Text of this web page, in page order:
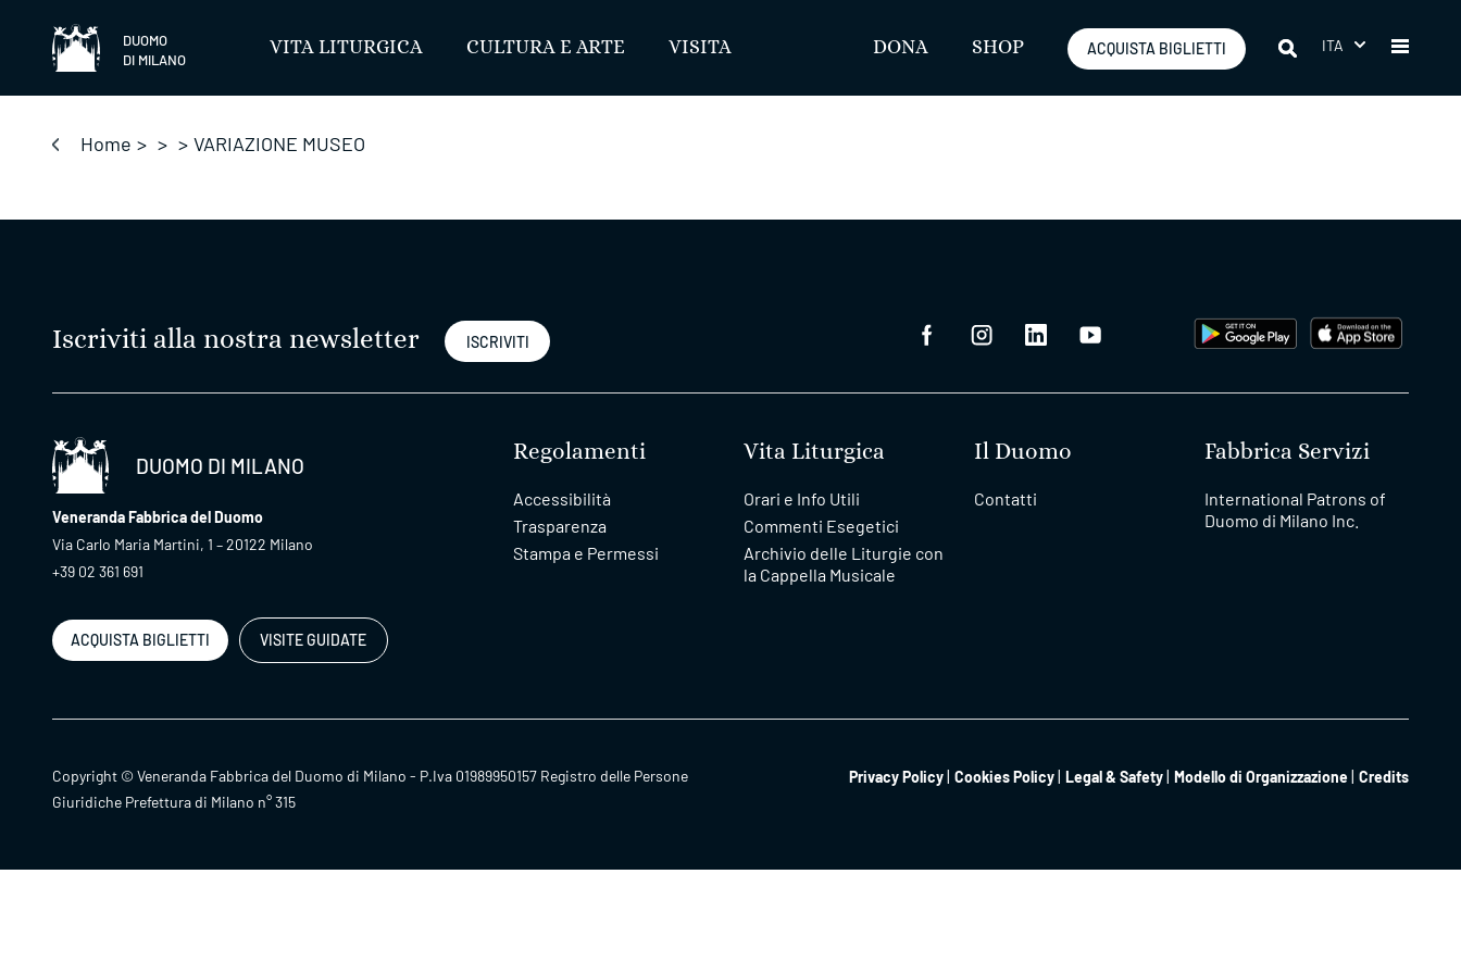
DUOMO
DI MILANO
VITA LITURGICA CULTURA E ARTE VISITA DONA SHOP ACQUISTA BIGLIETTI ITA
Home > > > VARIAZIONE MUSEO
Iscriviti alla nostra newsletter ISCRIVITI
DUOMO DI MILANO
Veneranda Fabbrica del Duomo
Via Carlo Maria Martini, 1 – 20122 Milano
+39 02 361 691
ACQUISTA BIGLIETTI VISITE GUIDATE
Regolamenti
Accessibilità
Trasparenza
Stampa e Permessi
Vita Liturgica
Orari e Info Utili
Commenti Esegetici
Archivio delle Liturgie con
la Cappella Musicale
Il Duomo
Contatti
Fabbrica Servizi
International Patrons of
Duomo di Milano Inc.
Copyright © Veneranda Fabbrica del Duomo di Milano - P.Iva 01989950157 Registro delle Persone
Giuridiche Prefettura di Milano n° 315
Privacy Policy Cookies Policy Legal & Safety Modello di Organizzazione Credits